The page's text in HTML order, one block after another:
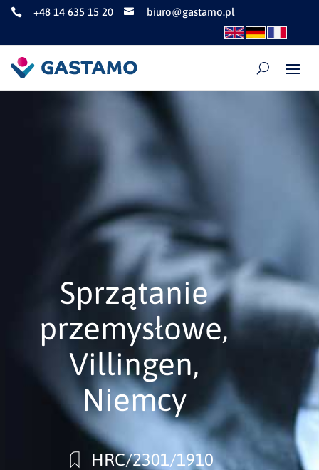
 +48 14 635 15 20  biuro@gastamo.pl
Sprzątanie
przemysłowe,
Villingen,
Niemcy
HRC/2301/1910